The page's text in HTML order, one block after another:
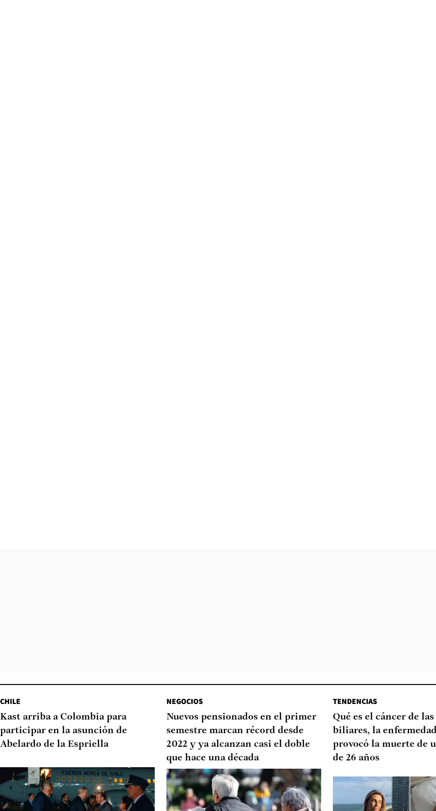
CHILE
Kast arriba a Colombia para
participar en la asunción de
Abelardo de la Espriella
NEGOCIOS
Nuevos pensionados en el primer
semestre marcan récord desde
2022 y ya alcanzan casi el doble
que hace una década
TENDENCIAS
Qué es el cáncer de
biliares, la
provocó la muerte de
de 26 años